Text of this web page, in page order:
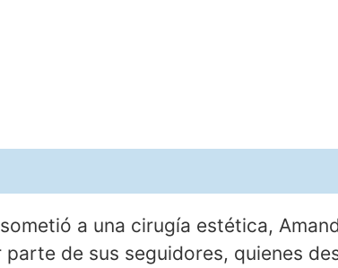
a una cirugía estética,
de sus seguidores, quienes